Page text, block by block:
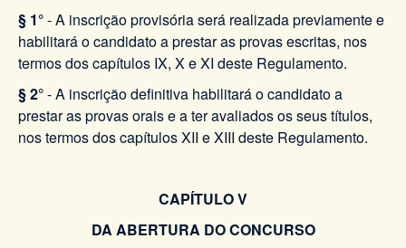
§ 1°- A inscrição provisória será realizada previamente e
habilitará o candidato a prestar as provas escritas, nos
termos dos capítulos IX, X e XI deste Regulamento.
§ 2°- A inscrição definitiva habilitará o candidato a
prestar as provas orais e a ter avaliados os seus títulos,
nos termos dos capítulos XII e XIII deste Regulamento.
CAPÍTULO V
DA ABERTURA DO CONCURSO